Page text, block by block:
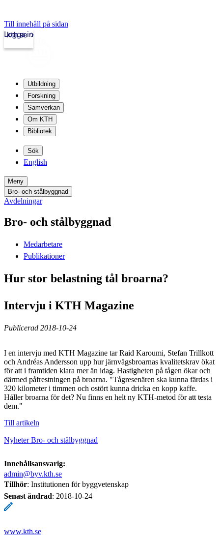
Till innehåll på sidan
kth.se
Logga in
Utbildning
Forskning
Samverkan
Om KTH
Bibliotek
Sök
English
Meny
Bro- och stålbyggnad
Avdelningar
Bro- och stålbyggnad
Medarbetare
Publikationer
Hur stor belastning tål broarna?
Intervju i KTH Magazine
Publicerad 2018-10-24
I en intervju med KTH Magazine tar Raid Karoumi, Stefan Trillkott
och Andréas Andersson upp hur järnvägsbroarnas kvalitetskrav ökat
för att i framtiden klara mer än idag. Hastigheten på tågen ökar och
därmed påfrestningen på broarna. "Tågresenären ska kunna färdas i
320 kilometer i timmen och ostört kunna dricka en kopp kaffe.
Håller broarna för det? Nu finns en helt ny KTH-metod för att testa
dem."
Till artikeln
Nyheter Bro- och stålbyggnad
Innehållsansvarig:
admin@byv.kth.se
Tillhör: Institutionen för byggvetenskap
Senast ändrad: 2018-10-24
www.kth.se